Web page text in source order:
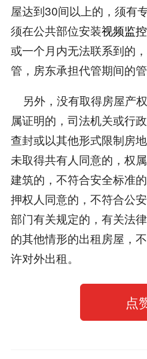
屋达到30间以上的，须有
须在公共部位安装视频监控
或一个月内无法联系到的
管，房东承担代管期间的管
另外，没有取得房屋产
属证明的，司法机关或行
查封或以其他形式限制房
未取得共有人同意的，权
建筑的，不符合安全标准
押权人同意的，不符合公
部门有关规定的，有关法
的其他情形的出租房屋，
许对外出租。
点